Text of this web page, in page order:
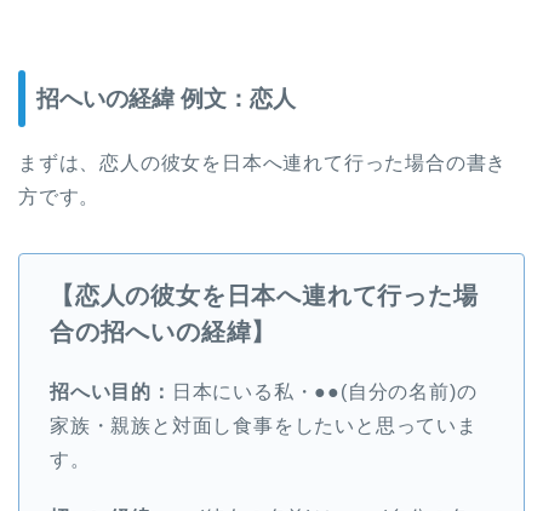
招へいの経緯 例文：恋人
まずは、恋人の彼女を日本へ連れて行った場合の書き
方です。
【恋人の彼女を日本へ連れて行った場
合の招へいの経緯】
招へい目的： 日本にいる私・●●(自分の名前)の
家族・親族と対面し食事をしたいと思っていま
す。